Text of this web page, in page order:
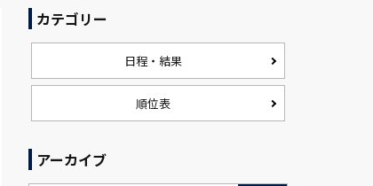
カテゴリー
日程・結果
順位表
アーカイブ